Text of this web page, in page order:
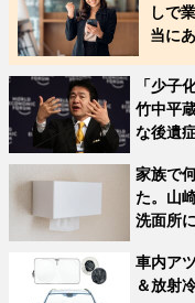
しで
当に
「少子
竹中平
な後遺
家族で
た。山
洗面所
車内ア
＆放射